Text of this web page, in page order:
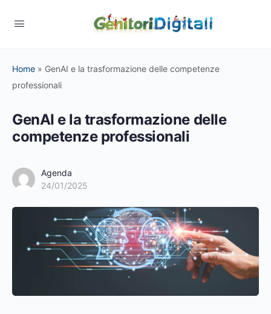
Home » GenAI e la trasformazione delle competenze
professionali
GenAI e la trasformazione delle
competenze professionali
Agenda
24/01/2025